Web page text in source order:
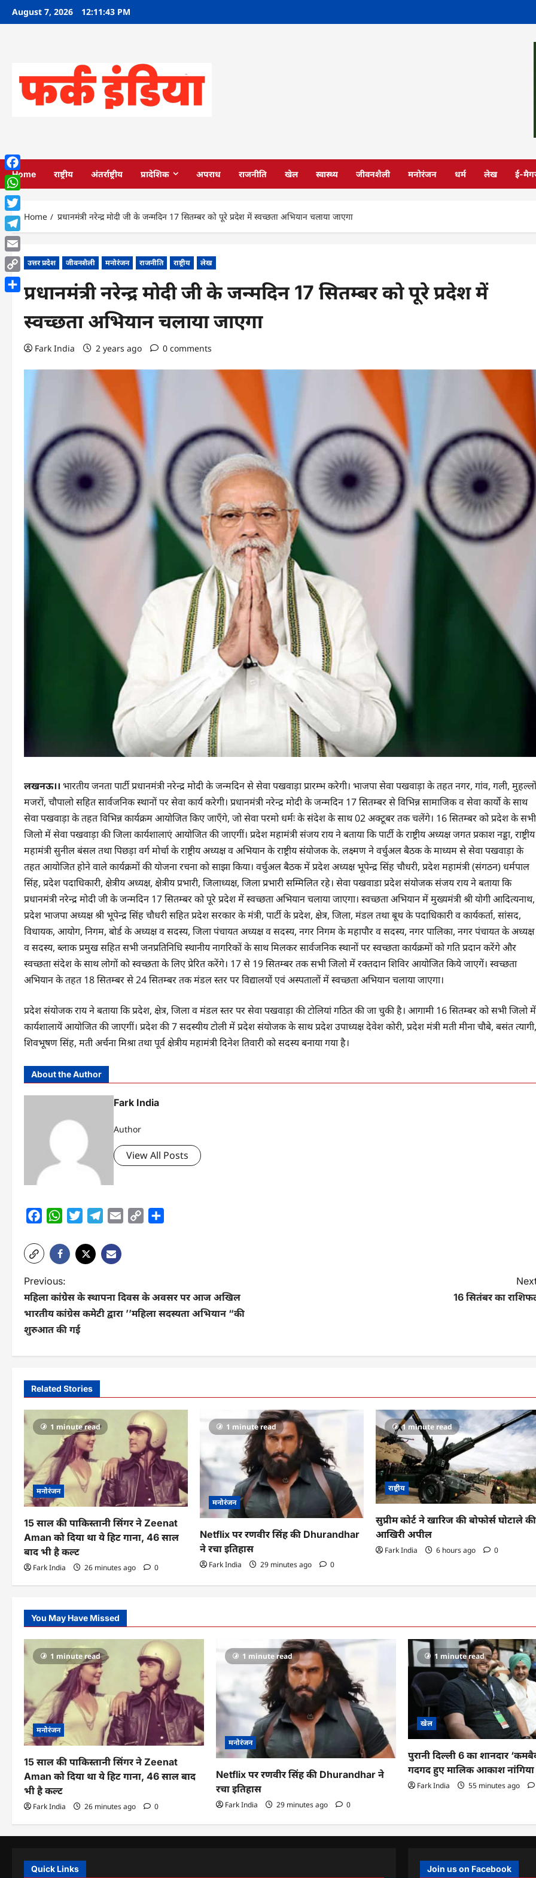
SkipAugust 7, 2026 12:11:44 PM
Home राष्ट्रीय अंतर्राष्ट्रीय प्रादेशिक अपराध राजनीति खेल स्वास्थ्य जीवनशैली मनोरंजन धर्म लेख ई-
Home प्रधानमंत्री नरेन्द्र मोदी जी के जन्मदिन 17 सितम्बर को पूरे प्रदेश में स्वच्छता अभियान चलाया जाएगा
उत्तर प्रदेश जीवनशैली मनोरंजन राजनीति राष्ट्रीय लेख
प्रधानमंत्री नरेन्द्र मोदी जी के जन्मदिन 17 सितम्बर को पूरे प्रदेश में
स्वच्छता अभियान चलाया जाएगा
Fark India 2 years ago 0 comments
लखनऊ।। भारतीय जनता पार्टी प्रधानमंत्री नरेन्द्र मोदी के जन्मदिन से सेवा पखवाड़ा प्रारम्भ करेगी। भाजपा सेवा पखवाड़ा के तहत नगर, गांव, गली,
मजरों, चौपालो सहित सार्वजनिक स्थानों पर सेवा कार्य करेगी। प्रधानमंत्री नरेन्द्र मोदी के जन्मदिन 17 सितम्बर से विभिन्न सामाजिक व सेवा कार्याे के साथ
सेवा पखवाड़ा के तहत विभिन्न कार्यक्रम आयोजित किए जाएँगे, जो सेवा परमो धर्मः के संदेश के साथ 02 अक्टूबर तक चलेंगे। 16 सितम्बर को प्रदेश के सभी
जिलो में सेवा पखवाड़ा की जिला कार्यशालाएं आयोजित की जाएगीं। प्रदेश महामंत्री संजय राय ने बताया कि पार्टी के राष्ट्रीय अध्यक्ष जगत प्रकाश नड्डा, राष्ट्रीय
महामंत्री सुनील बंसल तथा पिछड़ा वर्ग मोर्चा के राष्ट्रीय अध्यक्ष व अभियान के राष्ट्रीय संयोजक के. लक्ष्मण ने वर्चुअल बैठक के माध्यम से सेवा पखवाड़ा के
तहत आयोजित होने वाले कार्यक्रमों की योजना रचना को साझा किया। वर्चुअल बैठक में प्रदेश अध्यक्ष भूपेन्द्र सिंह चौधरी, प्रदेश महामंत्री (संगठन) धर्मपाल
सिंह, प्रदेश पदाधिकारी, क्षेत्रीय अध्यक्ष, क्षेत्रीय प्रभारी, जिलाध्यक्ष, जिला प्रभारी सम्मिलित रहे। सेवा पखवाडा प्रदेश संयोजक संजय राय ने बताया कि
प्रधानमंत्री नरेन्द्र मोदी जी के जन्मदिन 17 सितम्बर को पूरे प्रदेश में स्वच्छता अभियान चलाया जाएगा। स्वच्छता अभियान में मुख्यमंत्री श्री योगी आदित्यनाथ,
प्रदेश भाजपा अध्यक्ष श्री भूपेन्द्र सिंह चौधरी सहित प्रदेश सरकार के मंत्री, पार्टी के प्रदेश, क्षेत्र, जिला, मंडल तथा बूथ के पदाधिकारी व कार्यकर्ता, सांसद,
विधायक, आयोग, निगम, बोर्ड के अध्यक्ष व सदस्य, जिला पंचायत अध्यक्ष व सदस्य, नगर निगम के महापौर व सदस्य, नगर पालिका, नगर पंचायत के अध्यक्ष
व सदस्य, ब्लाक प्रमुख सहित सभी जनप्रतिनिधि स्थानीय नागरिकों के साथ मिलकर सार्वजनिक स्थानों पर स्वच्छता कार्यक्रमों को गति प्रदान करेंगे और
स्वच्छता संदेश के साथ लोगों को स्वच्छता के लिए प्रेरित करेंगे। 17 से 19 सितम्बर तक सभी जिलो में रक्तदान शिविर आयोजित किये जाएगें। स्वच्छता
अभियान के तहत 18 सितम्बर से 24 सितम्बर तक मंडल स्तर पर विद्यालयों एवं अस्पतालों में स्वच्छता अभियान चलाया जाएगा।
प्रदेश संयोजक राय ने बताया कि प्रदेश, क्षेत्र, जिला व मंडल स्तर पर सेवा पखवाड़ा की टोलियां गठित की जा चुकी है। आगामी 16 सितम्बर को सभी जिलो में
कार्यशालायें आयोजित की जाएगीं। प्रदेश की 7 सदस्यीय टोली में प्रदेश संयोजक के साथ प्रदेश उपाध्यक्ष देवेश कोरी, प्रदेश मंत्री मती मीना चौबे, बसंत त्यागी,
शिवभूषण सिंह, मती अर्चना मिश्रा तथा पूर्व क्षेत्रीय महामंत्री दिनेश तिवारी को सदस्य बनाया गया है।
About the Author
Fark India
Author
View All Posts
FacebookWhatsAppTwitterTelegram
Email
Copy
P
o
s
v
g
a
t
i
o
n
Previous:
महिला कांग्रेेस के स्थापना दिवस के अवसर पर आज अखिल
भारतीय कांग्रेस कमेटी द्वारा ’’महिला सदस्यता अभियान “की
शुरुआत की गई
16 सितंबर का
Related Stories
1 minute read
मनोरंजन
15 साल की पाकिस्तानी सिंगर ने Zeenat
Aman को दिया था ये हिट गाना, 46 साल
बाद भी है कल्ट
Fark India 26 minutes ago 0
1 minute read
मनोरंजन
Netflix पर रणवीर सिंह की Dhurandhar
ने रचा इतिहास
Fark India 29 minutes ago 0
1 minute read
राष्ट्रीय
सुप्रीम कोर्ट ने खारिज की बोफोर्स घोटाले की
आखिरी अपील
Fark India 6 hours ago 0
You May Have Missed
1 minute read
मनोरंजन
15 साल की पाकिस्तानी सिंगर ने Zeenat
Aman को दिया था ये हिट गाना, 46 साल बाद
भी है कल्ट
Fark India 26 minutes ago 0
1 minute read
मनोरंजन
Netflix पर रणवीर सिंह की Dhurandhar ने
रचा इतिहास
Fark India 29 minutes ago 0
1 minute read
खेल
पुरानी दिल्ली 6 का शानदार
गदगद हुए मालिक आकाश नांगिया
Fark India 55 minutes ago
Quick Links Join us on Facebook
Facebook
WhatsApp
Twitter
Telegram
Email
Copy
Link
Share